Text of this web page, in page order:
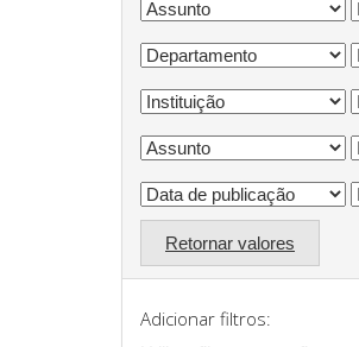
Retornar valores
Adicionar filtros: